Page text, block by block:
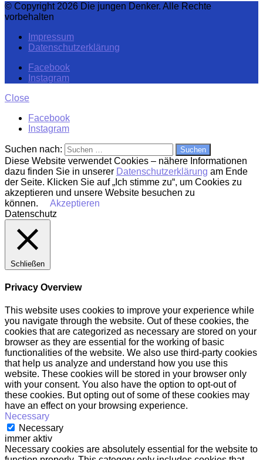
© Copyright 2026 Die jungen Denker. Alle Rechte
vorbehalten
Impressum
Datenschutzerklärung
Facebook
Instagram
Close
Facebook
Instagram
Suchen nach:
Diese Website verwendet Cookies – nähere Informationen
dazu finden Sie in unserer Datenschutzerklärung am Ende
der Seite. Klicken Sie auf „Ich stimme zu“, um Cookies zu
akzeptieren und unsere Website besuchen zu
können.
Akzeptieren
Datenschutz
Schließen
Privacy Overview
This website uses cookies to improve your experience while
you navigate through the website. Out of these cookies, the
cookies that are categorized as necessary are stored on your
browser as they are essential for the working of basic
functionalities of the website. We also use third-party cookies
that help us analyze and understand how you use this
website. These cookies will be stored in your browser only
with your consent. You also have the option to opt-out of
these cookies. But opting out of some of these cookies may
have an effect on your browsing experience.
Necessary
Necessary
immer aktiv
Necessary cookies are absolutely essential for the website to